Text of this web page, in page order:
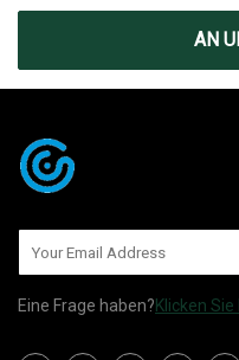
AN
Eine Frage haben?Klicken Sie